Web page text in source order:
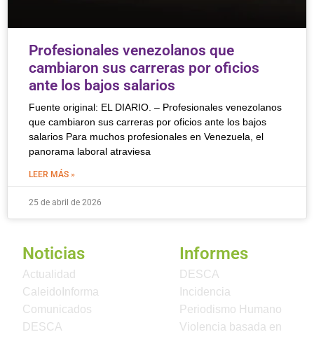
Profesionales venezolanos que
cambiaron sus carreras por oficios
ante los bajos salarios
Fuente original: EL DIARIO. – Profesionales venezolanos
que cambiaron sus carreras por oficios ante los bajos
salarios Para muchos profesionales en Venezuela, el
panorama laboral atraviesa
LEER MÁS »
25 de abril de 2026
Noticias
Actualidad
CaleidoInforma
Comunicados
DESCA
Informes
DESCA
Incidencia
Periodismo Humano
Violencia basada en